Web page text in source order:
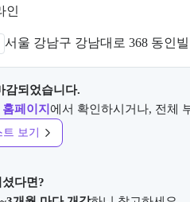
인
서울 강남구 강남대로 368 동인
감되었습니다.
홈페이지 에서 확인하시거나, 전체
보기
다면?